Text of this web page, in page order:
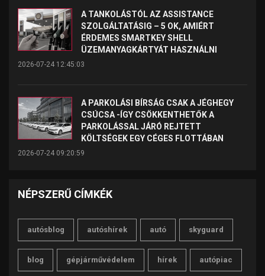
A TANKOLÁSTÓL AZ ASSISTANCE
SZOLGÁLTATÁSIG – 5 OK, AMIÉRT
ÉRDEMES SMARTKEY SHELL
ÜZEMANYAGKÁRTYÁT HASZNÁLNI
2026-07-24 12:45:03
A PARKOLÁSI BÍRSÁG CSAK A JÉGHEGY
CSÚCSA -ÍGY CSÖKKENTHETŐK A
PARKOLÁSSAL JÁRÓ REJTETT
KÖLTSÉGEK EGY CÉGES FLOTTÁBAN
2026-07-24 09:20:59
NÉPSZERŰ CÍMKÉK
autósblog autóshírek autó skyguard
blog gépjárművédelem hírek autópiac